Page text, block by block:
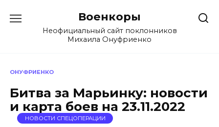
содержанию
Военкоры
Неофициальный сайт поклонников
Михаила Онуфриенко
ОНУФРИЕНКО
Битва за Марьинку: новости
и карта боев на 23.11.2022
НОВОСТИ СПЕЦОПЕРАЦИИ